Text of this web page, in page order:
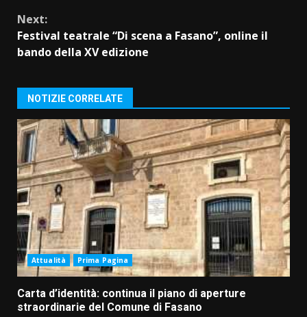
Next:
Festival teatrale “Di scena a Fasano”, online il
bando della XV edizione
NOTIZIE CORRELATE
Attualità Prima Pagina
Carta d’identità: continua il piano di aperture
straordinarie del Comune di Fasano